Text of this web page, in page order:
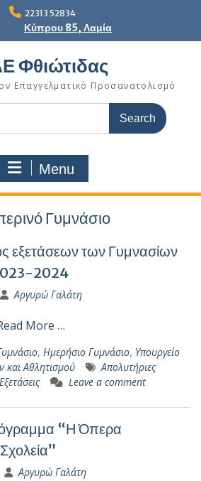
22313 52834
Κύπρου 85, Λαμία
Φθιώτιδας
Επαγγελματικό Προσανατολισμό
Menu
Γυμνάσιο
εξετάσεων των Γυμνασίων
2024
Αργυρώ Γαλάτη
More …
, Ημερήσιο Γυμνάσιο, Υπουργείο
και Αθλητισμού
Απολυτήριες
Leave a comment
“Η Όπερα
Αργυρώ Γαλάτη